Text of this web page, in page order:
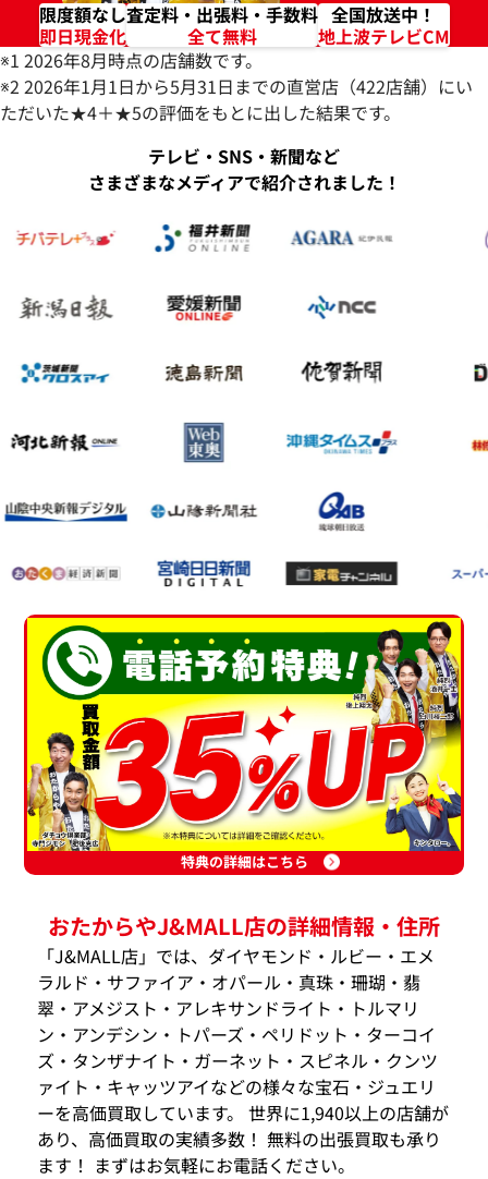
限度額なし
即日現金化
査定料・出張料・手数料
全て無料
全国放送中！
地上波テレビCM
※1 2026年8月時点の店舗数です。
※2 2026年1月1日から5月31日までの直営店（422店舗）にい
ただいた★4＋★5の評価をもとに出した結果です。
テレビ・SNS・新聞など
さまざまなメディアで紹介されました！
特典の詳細はこちら
おたからやJ&MALL店の詳細情報・住所
「J&MALL店」では、ダイヤモンド・ルビー・エメ
ラルド・サファイア・オパール・真珠・珊瑚・翡
翠・アメジスト・アレキサンドライト・トルマリ
ン・アンデシン・トパーズ・ペリドット・ターコイ
ズ・タンザナイト・ガーネット・スピネル・クンツ
ァイト・キャッツアイなどの様々な宝石・ジュエリ
ーを高価買取しています。 世界に1,940以上の店舗が
あり、高価買取の実績多数！ 無料の出張買取も承り
ます！ まずはお気軽にお電話ください。